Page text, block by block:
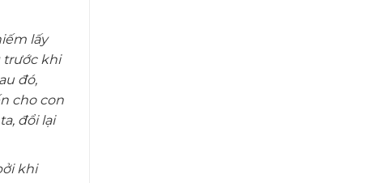
lấy
trước khi
đó,
cho con
đổi lại
khi